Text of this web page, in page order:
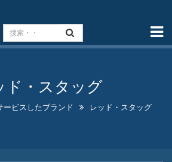
ド・スタッグ
ービスしたブランド レッド・スタッグ